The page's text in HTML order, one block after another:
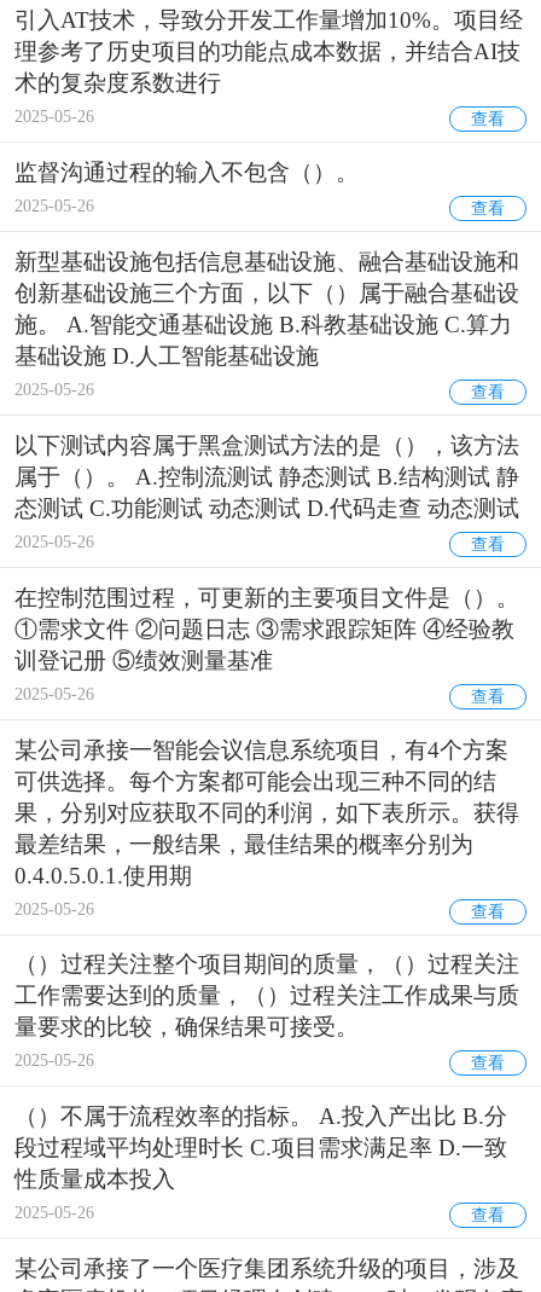
引入AT技术，导致分开发工作量增加10%。项目经
理参考了历史项目的功能点成本数据，并结合AI技
术的复杂度系数进行
2025-05-26 查看
监督沟通过程的输入不包含（）。
2025-05-26 查看
新型基础设施包括信息基础设施、融合基础设施和
创新基础设施三个方面，以下（）属于融合基础设
施。 A.智能交通基础设施 B.科教基础设施 C.算力
基础设施 D.人工智能基础设施
2025-05-26 查看
以下测试内容属于黑盒测试方法的是（），该方法
属于（）。 A.控制流测试 静态测试 B.结构测试 静
态测试 C.功能测试 动态测试 D.代码走查 动态测试
2025-05-26 查看
在控制范围过程，可更新的主要项目文件是（）。
①需求文件 ②问题日志 ③需求跟踪矩阵 ④经验教
训登记册 ⑤绩效测量基准
2025-05-26 查看
某公司承接一智能会议信息系统项目，有4个方案
可供选择。每个方案都可能会出现三种不同的结
果，分别对应获取不同的利润，如下表所示。获得
最差结果，一般结果，最佳结果的概率分别为
0.4.0.5.0.1.使用期
2025-05-26 查看
（）过程关注整个项目期间的质量，（）过程关注
工作需要达到的质量，（）过程关注工作成果与质
量要求的比较，确保结果可接受。
2025-05-26 查看
（）不属于流程效率的指标。 A.投入产出比 B.分
段过程域平均处理时长 C.项目需求满足率 D.一致
性质量成本投入
2025-05-26 查看
某公司承接了一个医疗集团系统升级的项目，涉及